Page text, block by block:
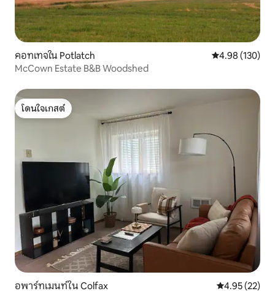
คอทเทจใน Potlatch คะแนนเฉลี่ย
4.98 (130)
McCown Estate B&B Woodshed
โดนใจเกสต์
โดนใจเกสต์
อพาร์ทเมนท์ใน Colfax คะแนนเฉลี่ย
4.95 (22)